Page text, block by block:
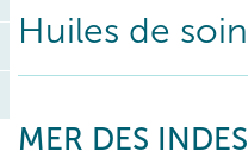
Huiles de soin
MER DES INDES